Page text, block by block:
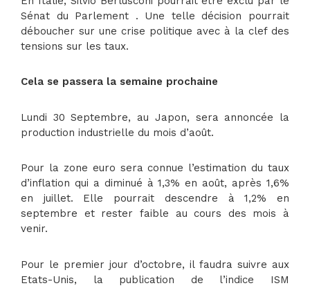
Sénat du Parlement . Une telle décision pourrait
déboucher sur une crise politique avec à la clef des
tensions sur les taux.
Cela se passera la semaine prochaine
Lundi 30 Septembre, au Japon, sera annoncée la
production industrielle du mois d’août.
Pour la zone euro sera connue l’estimation du taux
d’inflation qui a diminué à 1,3% en août, après 1,6%
en juillet. Elle pourrait descendre à 1,2% en
septembre et rester faible au cours des mois à
venir.
Pour le premier jour d’octobre, il faudra suivre aux
Etats-Unis, la publication de l’indice ISM